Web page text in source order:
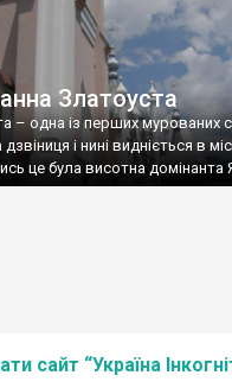
Златоуста
– одна із перших мурованих
і нині видніється в
це була висотна домінанта
сайт “Україна